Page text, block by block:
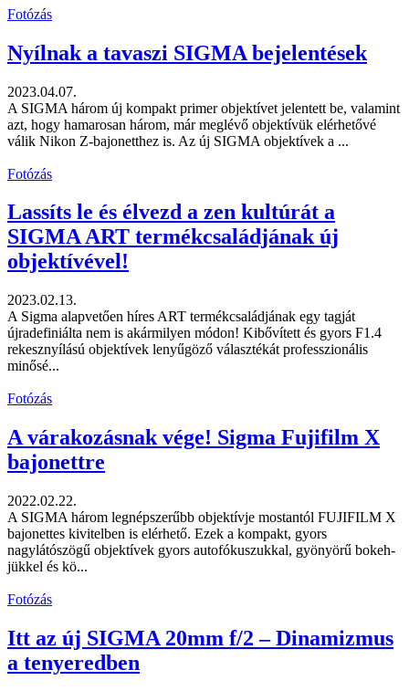
Fotózás
Nyílnak a tavaszi SIGMA bejelentések
2023.04.07.
A SIGMA három új kompakt primer objektívet jelentett be, valamint
azt, hogy hamarosan három, már meglévő objektívük elérhetővé
válik Nikon Z-bajonetthez is. Az új SIGMA objektívek a ...
Fotózás
Lassíts le és élvezd a zen kultúrát a
SIGMA ART termékcsaládjának új
objektívével!
2023.02.13.
A Sigma alapvetően híres ART termékcsaládjának egy tagját
újradefiniálta nem is akármilyen módon! Kibővített és gyors F1.4
rekesznyílású objektívek lenyűgöző választékát professzionális
minősé...
Fotózás
A várakozásnak vége! Sigma Fujifilm X
bajonettre
2022.02.22.
A SIGMA három legnépszerűbb objektívje mostantól FUJIFILM X
bajonettes kivitelben is elérhető. Ezek a kompakt, gyors
nagylátószögű objektívek gyors autofókuszukkal, gyönyörű bokeh-
jükkel és kö...
Fotózás
Itt az új SIGMA 20mm f/2 – Dinamizmus
a tenyeredben